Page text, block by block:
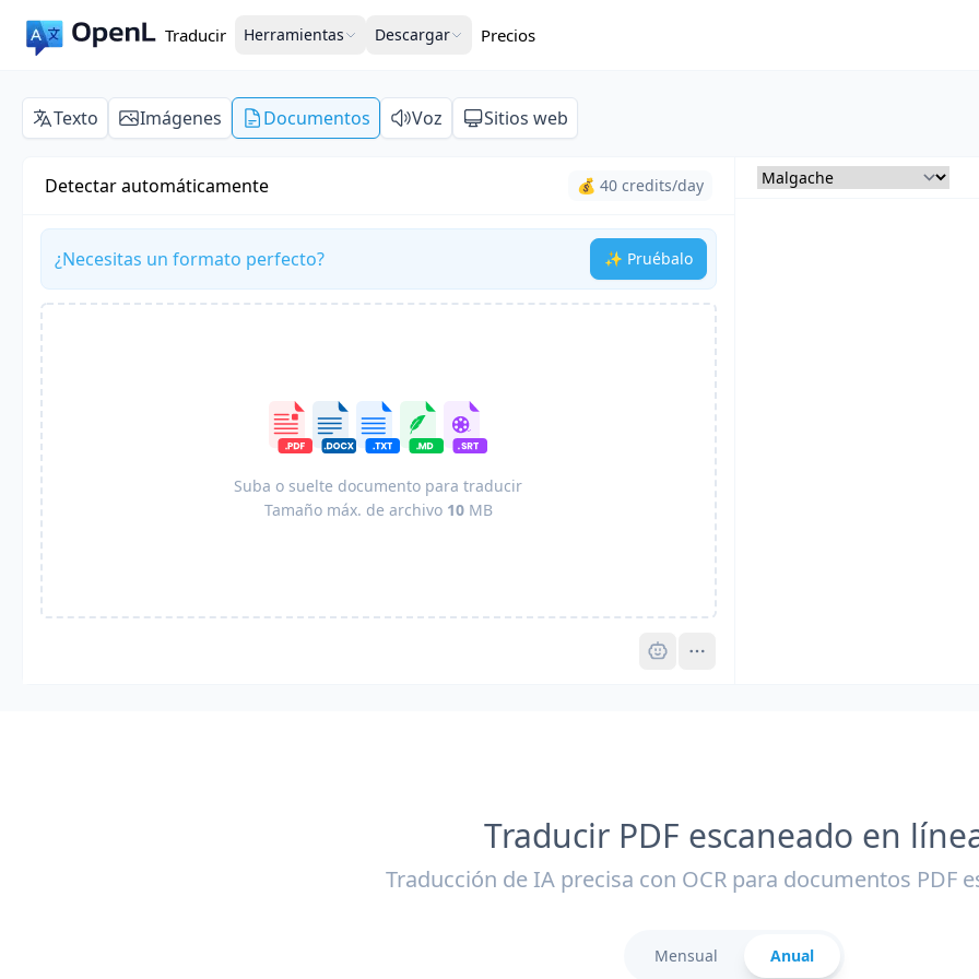
Traducir Herramientas Descargar Precios
Texto Imágenes Documentos Voz Sitios web
Detectar automáticamente 💰 40 credits/day
¿Necesitas un formato perfecto? ✨ Pruébalo
Suba o suelte documento para traducir
Tamaño máx. de archivo 10MB
Pro
Traducir PDF escaneado en
Traducción de IA precisa con OCR para documentos PDF
Mensual Anual